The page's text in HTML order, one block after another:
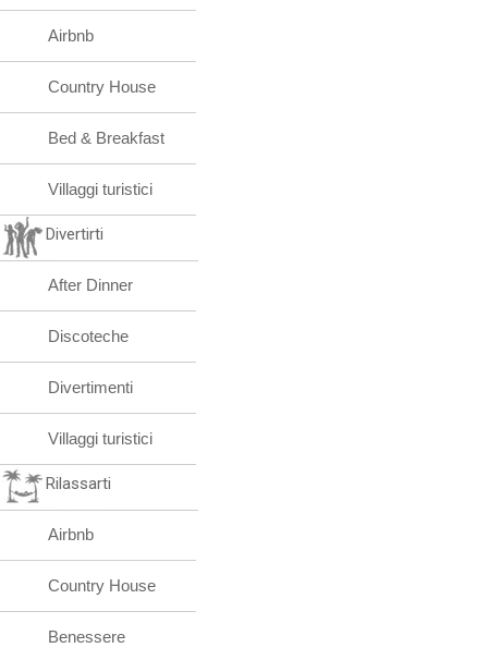
Airbnb
Country House
Bed & Breakfast
Villaggi turistici
Divertirti
After Dinner
Discoteche
Divertimenti
Villaggi turistici
Rilassarti
Airbnb
Country House
Benessere